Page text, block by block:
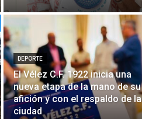
DEPORTE
El Vélez C.F. 1922 inicia una
nueva etapa de la mano de su
afición y con el respaldo de la
ciudad